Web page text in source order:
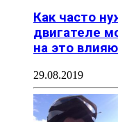
Как часто
двигателе
на это
29.08.2019